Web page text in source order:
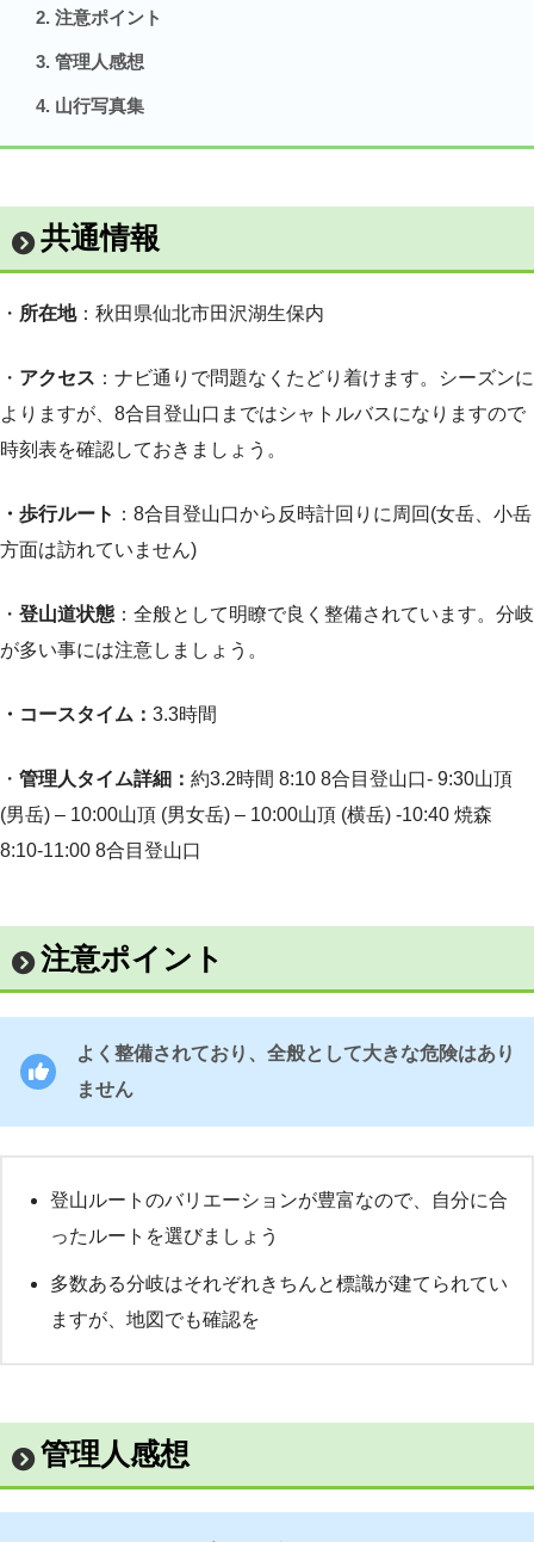
注意ポイント
管理人感想
山行写真集
共通情報
・ 所在地：秋田県仙北市田沢湖生保内
・ アクセス ：ナビ通りで問題なくたどり着けます。シーズンに
よりますが、8合目登山口まではシャトルバスになりますので
時刻表を確認しておきましょう。
・歩行ルート ：8合目登山口から反時計回りに周回(女岳、小岳
方面は訪れていません)
・ 登山道状態 ：全般として明瞭で良く整備されています。分岐
が多い事には注意しましょう。
・コースタイム： 3.3時間
・ 管理人タイム詳細： 約3.2時間 8:10 8合目登山口- 9:30山頂
(男岳) – 10:00山頂 (男女岳) – 10:00山頂 (横岳) -10:40 焼森
8:10-11:00 8合目登山口
注意ポイント
よく整備されており、全般として大きな危険はあり
ません
登山ルートのバリエーションが豊富なので、自分に合
ったルートを選びましょう
多数ある分岐はそれぞれきちんと標識が建てられてい
ますが、地図でも確認を
管理人感想